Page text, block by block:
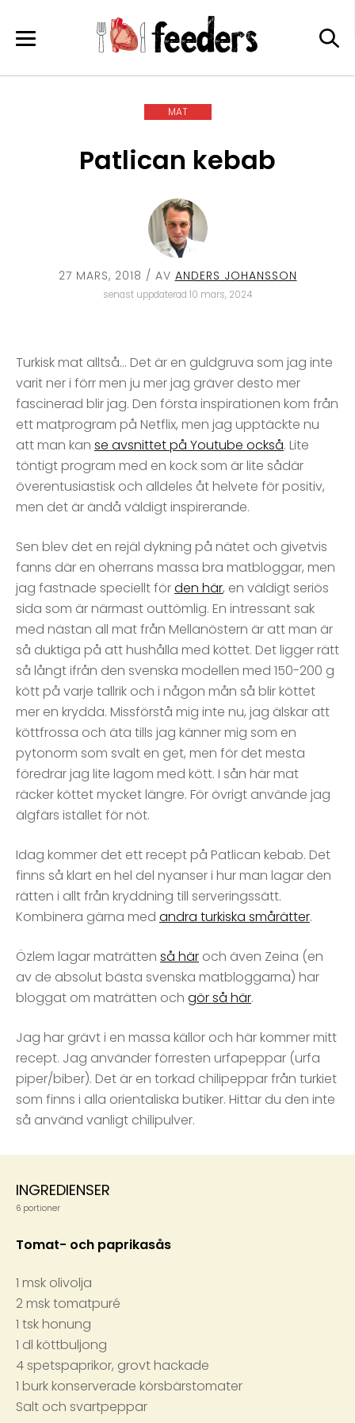
MAT
Patlican kebab
27 MARS, 2018 / AV ANDERS JOHANSSON
senast uppdaterad 10 mars, 2024
Turkisk mat alltså… Det är en guldgruva som jag inte
varit ner i förr men ju mer jag gräver desto mer
fascinerad blir jag. Den första inspirationen kom från
ett matprogram på Netflix, men jag upptäckte nu
att man kan se avsnittet på Youtube också. Lite
töntigt program med en kock som är lite sådär
överentusiastisk och alldeles åt helvete för positiv,
men det är ändå väldigt inspirerande.
Sen blev det en rejäl dykning på nätet och givetvis
fanns där en oherrans massa bra matbloggar, men
jag fastnade speciellt förden här, en väldigt seriös
sida som är närmast outtömlig. En intressant sak
med nästan all mat från Mellanöstern är att man är
så duktiga på att hushålla med köttet. Det ligger rätt
så långt ifrån den svenska modellen med 150-200 g
kött på varje tallrik och i någon mån så blir köttet
mer en krydda. Missförstå mig inte nu, jag älskar att
köttfrossa och äta tills jag känner mig som en
pytonorm som svalt en get, men för det mesta
föredrar jag lite lagom med kött. I sån här mat
räcker köttet mycket längre. För övrigt använde jag
älgfärs istället för nöt.
Idag kommer det ett recept på Patlican kebab. Det
finns så klart en hel del nyanser i hur man lagar den
rätten i allt från kryddning till serveringssätt.
Kombinera gärna med andra turkiska smårätter.
Özlem lagar maträtten så här och även Zeina (en
av de absolut bästa svenska matbloggarna) har
bloggat om maträtten och gör så här.
Jag har grävt i en massa källor och här kommer mitt
recept. Jag använder förresten urfapeppar (urfa
piper/biber). Det är en torkad chilipeppar från turkiet
som finns i alla orientaliska butiker. Hittar du den inte
så använd vanligt chilipulver.
INGREDIENSER
6 portioner
Tomat- och paprikasås
1 msk olivolja
2 msk tomatpuré
1 tsk honung
1 dl köttbuljong
4 spetspaprikor, grovt hackade
1 burk konserverade körsbärstomater
Salt och svartpeppar